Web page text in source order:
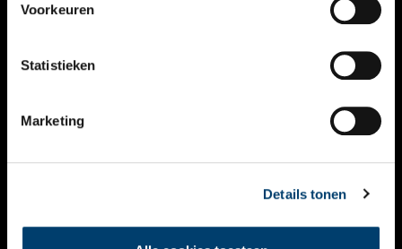
Voorkeuren
Statistieken
Marketing
Details tonen
KALENDER
THEMA’S
VIDEO’S
CONTACT